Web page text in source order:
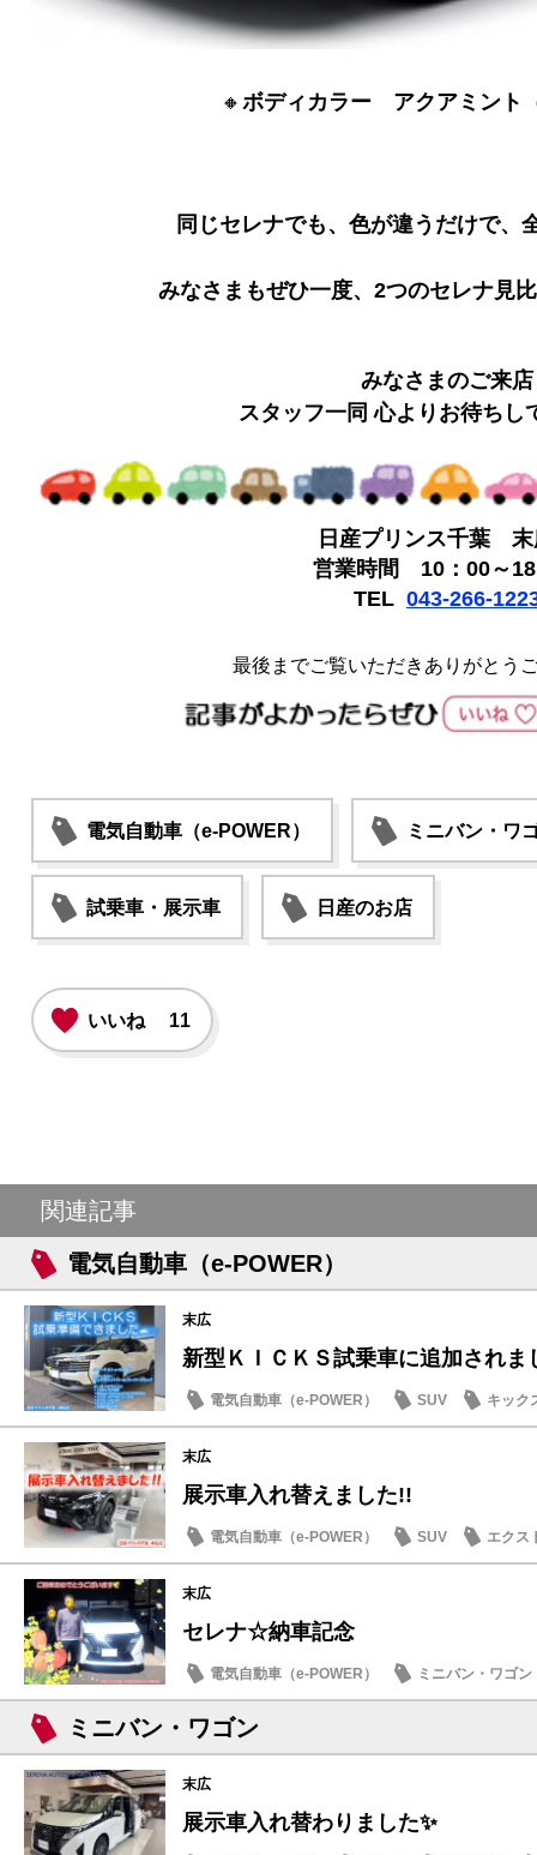
🔸 ボディカラー アクアミント
同じセレナでも、色が違うだけで、
みなさまもぜひ一度、2つのセレナ見
みなさまのご来店
スタッフ一同 心よりお待ちし
日産プリンス千葉 末
営業時間 10：00～
TEL 043-266-
最後までご覧いただきありがとう
電気自動車（e-POWER） ミニバン・ワ
試乗車・展示車 日産のお店
いいね 11
関連記事
電気自動車（e-POWER）
末広
新型ＫＩＣＫＳ試乗車に追加されま
電気自動車（e-POWER） SUV
キック
日産のお店
末広
展示車入れ替えました!!
電気自動車（e-POWER） SUV
エクス
日産のお店
末広
セレナ☆納車記念
電気自動車（e-POWER）
ミニバン・ワゴン
納車式
ミニバン・ワゴン
末広
展示車入れ替わりました✨